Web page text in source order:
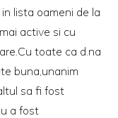
lista oameni de la
active si cu
toate ca d.na
buna,unanim
sa fi fost
a fost